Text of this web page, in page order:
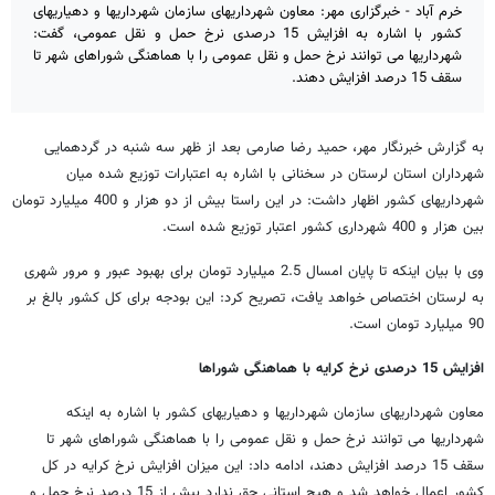
خرم آباد - خبرگزاری مهر: معاون شهرداریهای سازمان شهرداریها و دهیاریهای
کشور با اشاره به افزایش 15 درصدی نرخ حمل و نقل عمومی، گفت:
شهرداریها می توانند نرخ حمل و نقل عمومی را با هماهنگی شوراهای شهر تا
سقف 15 درصد افزایش دهند.
به گزارش خبرنگار مهر، حمید رضا صارمی بعد از ظهر سه شنبه در گردهمایی
شهرداران استان لرستان در سخنانی با اشاره به اعتبارات توزیع شده میان
شهرداریهای کشور اظهار داشت: در این راستا بیش از دو هزار و 400 میلیارد تومان
بین هزار و 400 شهرداری کشور اعتبار توزیع شده است.
وی با بیان اینکه تا پایان امسال 2.5 میلیارد تومان برای بهبود عبور و مرور شهری
به لرستان اختصاص خواهد یافت، تصریح کرد: این بودجه برای کل کشور بالغ بر
90 میلیارد تومان است.
افزایش 15 درصدی نرخ کرایه با هماهنگی شوراها
معاون شهرداریهای سازمان شهرداریها و دهیاریهای کشور با اشاره به اینکه
شهرداریها می توانند نرخ حمل و نقل عمومی را با هماهنگی شوراهای شهر تا
سقف 15 درصد افزایش دهند،
ادامه داد: این میزان افزایش نرخ کرایه در کل